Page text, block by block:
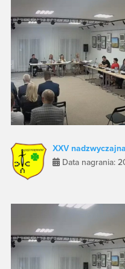
XXV
Data nagrania: